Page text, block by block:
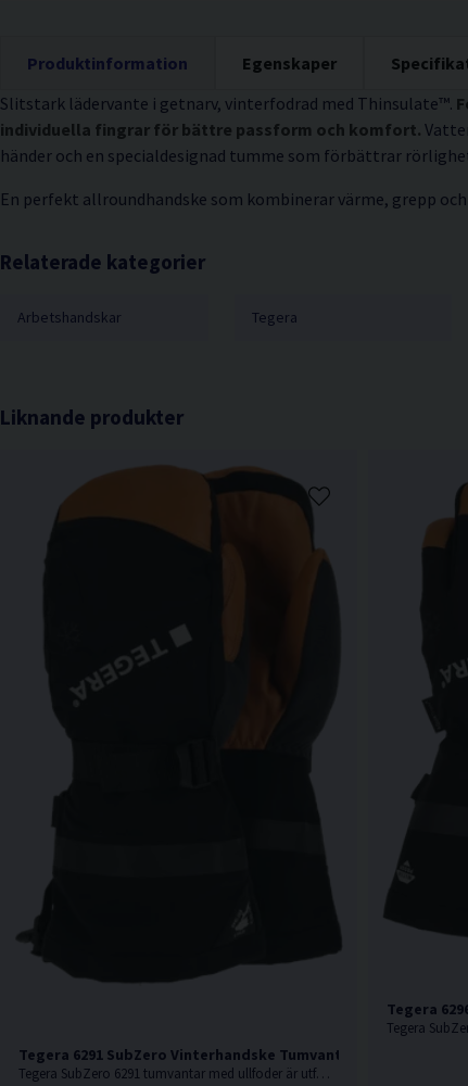
Produktinformation Egenskaper
Slitstark lädervante i getnarv, vinterfodrad med Thinsulate™.
individuella fingrar för bättre passform och komfort.
händer och en specialdesignad tumme som förbättrar
En perfekt allroundhandske som kombinerar värme, grepp
Relaterade kategorier
Arbetshandskar Tegera
Liknande produkter
Tegera 6291 SubZero Vinterhandske Tumvante
Tegera SubZero 6291 tumvantar med ullfoder är utformade för att ge överlägsen värme i extrema vinterförhållanden.
Tegera